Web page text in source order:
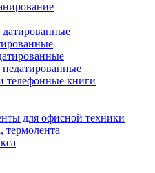
телефонные книги
для офисной техники
термолента